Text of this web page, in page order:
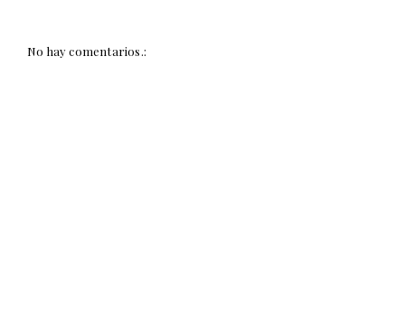
No hay comentarios.: